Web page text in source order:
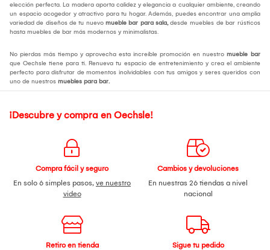
elección perfecta. La madera aporta calidez y elegancia a cualquier ambiente, creando
un espacio acogedor y atractivo para tu hogar. Además, puedes encontrar una amplia
variedad de diseños de tu nuevo mueble bar para sala,desde muebles de bar rústicos
hasta muebles de bar más modernos y minimalistas.
No pierdas más tiempo y aprovecha esta increíble promoción en nuestro mueble bar
que Oechsle tiene para ti. Renueva tu espacio de entretenimiento y crea el ambiente
perfecto para disfrutar de momentos inolvidables con tus amigos y seres queridos con
uno de nuestros muebles para bar.
¡Descubre y compra en Oechsle!
Compra fácil y seguro
En solo 6 simples pasos, ve nuestro
video
Cambios y devoluciones
En nuestras 26 tiendas a nivel
nacional
Retiro en tienda
Sigue tu pedido